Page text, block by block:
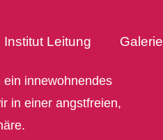
Institut Leitung Galerie
innewohnendes
in einer angstfreien,